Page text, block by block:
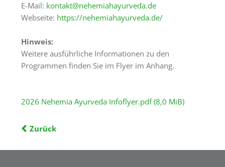
E-Mail: kontakt@nehemiahayurveda.de
Webseite: https://nehemiahayurveda.de/
Hinweis:
Weitere ausführliche Informationen zu den
Programmen finden Sie im Flyer im Anhang.
2026 Nehemia Ayurveda Infoflyer.pdf(8,0 MiB)
Zurück